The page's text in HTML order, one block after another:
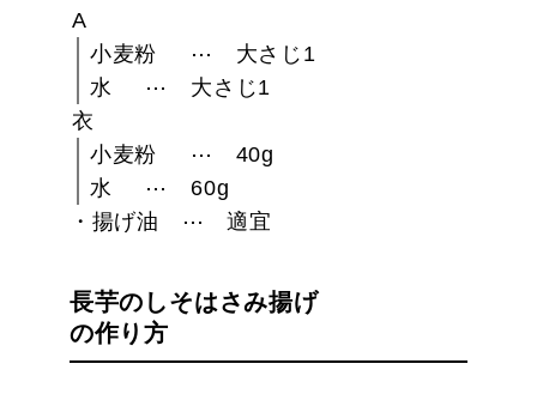
A
小麦粉
大さじ1
水
大さじ1
衣
小麦粉
40g
水
60g
揚げ油
適宜
長芋のしそはさみ揚げ
の作り方